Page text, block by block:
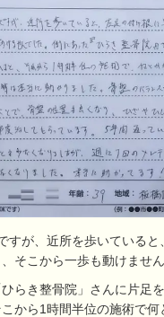
すが、近所を歩いていると
そこから一歩も動けません
らき整骨院」さんに片足
から1時間半位の施術で何